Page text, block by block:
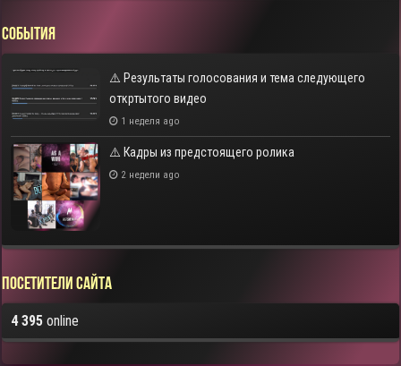
СОБЫТИЯ
⚠️ Результаты голосования и тема следующего
откртытого видео
1 неделя ago
⚠️ Кадры из предстоящего ролика
2 недели ago
Посетители сайта
4 395 online